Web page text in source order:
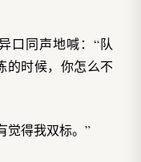
口同声地喊：“队
的时候，你怎么不
觉得我双标。”